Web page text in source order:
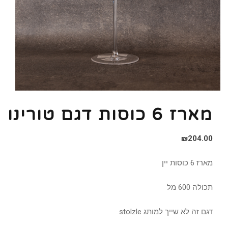
מארז 6 כוסות דגם טורינו
₪204.00
מארז 6 כוסות יין
תכולה 600 מל
דגם זה לא שייך למותג stolzle